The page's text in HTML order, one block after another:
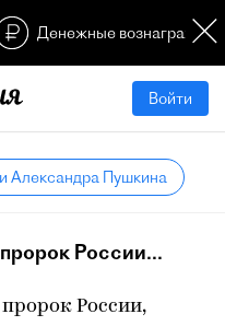
Денежные
Войти
Александра Пушкина
России...
пророк России,